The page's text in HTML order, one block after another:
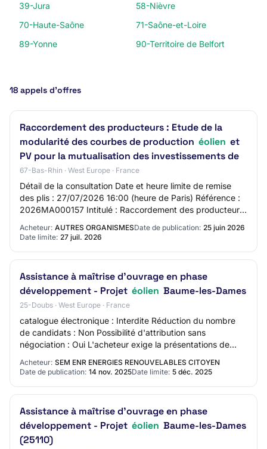
39-Jura
58-Nièvre
70-Haute-Saône
71-Saône-et-Loire
89-Yonne
90-Territoire de Belfort
18 appels d’offres
Raccordement des producteurs : Etude de la
modularité des courbes de production éolien et
PV pour la mutualisation des investissements de
67-Bas-Rhin · West Europe · France
Détail de la consultation Date et heure limite de remise
des plis : 27/07/2026 16:00 (heure de Paris) Référence :
2026MA000157 Intitulé : Raccordement des producteurs
Acheteur: AUTRES ORGANISMESDate de publication: 25 juin 2026
Date limite: 27 juil. 2026
Assistance à maîtrise d'ouvrage en phase
développement - Projet éolien Baume-les-Dames
25-Doubs · West Europe · France
catalogue électronique : Interdite Réduction du nombre
de candidats : Non Possibilité d'attribution sans
négociation : Oui L'acheteur exige la présentations de
Acheteur: SEM ENR ENERGIES RENOUVELABLES CITOYEN
Date de publication: 14 nov. 2025Date limite: 5 déc. 2025
Assistance à maîtrise d'ouvrage en phase
développement - Projet éolien Baume-les-Dames
(25110)